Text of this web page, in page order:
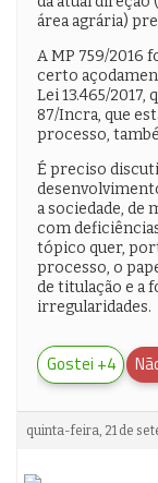
área agrária)
A MP 759/2016
certo
Lei 13.465/2017,
87/Incra, que
processo,
É preciso
a sociedade, de
com
tópico quer,
processo, o
de titulação e a
irregularidades.
Gostei +4
quinta-feira, 21 de